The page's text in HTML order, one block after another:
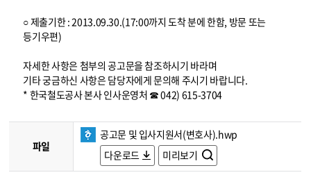
○ 제출기한 : 2013.09.30.(17:00까지 도착 분에 한함, 방문 또는
등기우편)
자세한 사항은 첨부의 공고문을 참조하시기 바라며
기타 궁금하신 사항은 담당자에게 문의해 주시기 바랍니다.
* 한국철도공사 본사 인사운영처 ☎ 042) 615-3704
파일
공고문 및 입사지원서(변호사).hwp
다운로드
미리보기